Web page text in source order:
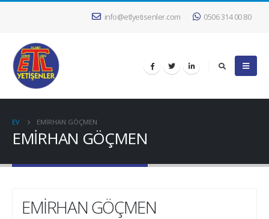
info@etlyetisenler.com 0506 314 00 80
EV EMİRHAN GÖÇMEN
EMİRHAN GÖÇMEN
EMİRHAN GÖÇMEN